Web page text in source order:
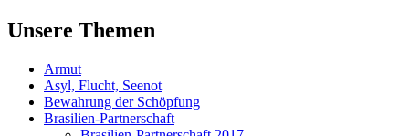
Unsere Themen
Armut
Asyl, Flucht, Seenot
Bewahrung der Schöpfung
Brasilien-Partnerschaft